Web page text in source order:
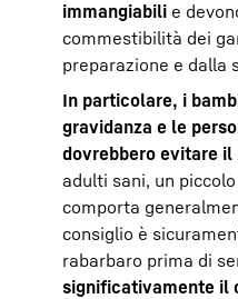
immangiabili e
commestibilità dei
preparazione e dalla
In particolare, i
gravidanza e le
dovrebbero evitare il
adulti sani, un
comporta
consiglio è
rabarbaro prima di
significativamente il